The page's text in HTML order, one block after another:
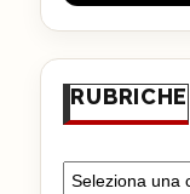
RUBRICHE